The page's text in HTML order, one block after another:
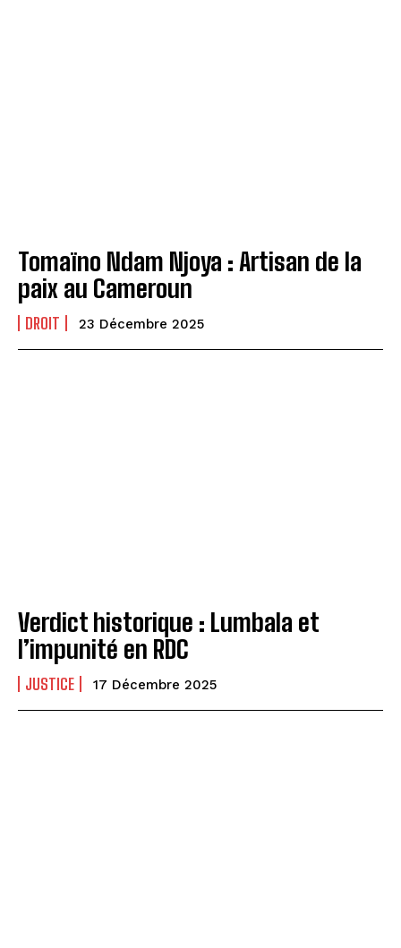
Tomaïno Ndam Njoya : Artisan de la
paix au Cameroun
DROIT 23 Décembre 2025
Verdict historique : Lumbala et
l’impunité en RDC
JUSTICE 17 Décembre 2025